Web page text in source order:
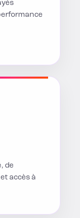
de
accès à